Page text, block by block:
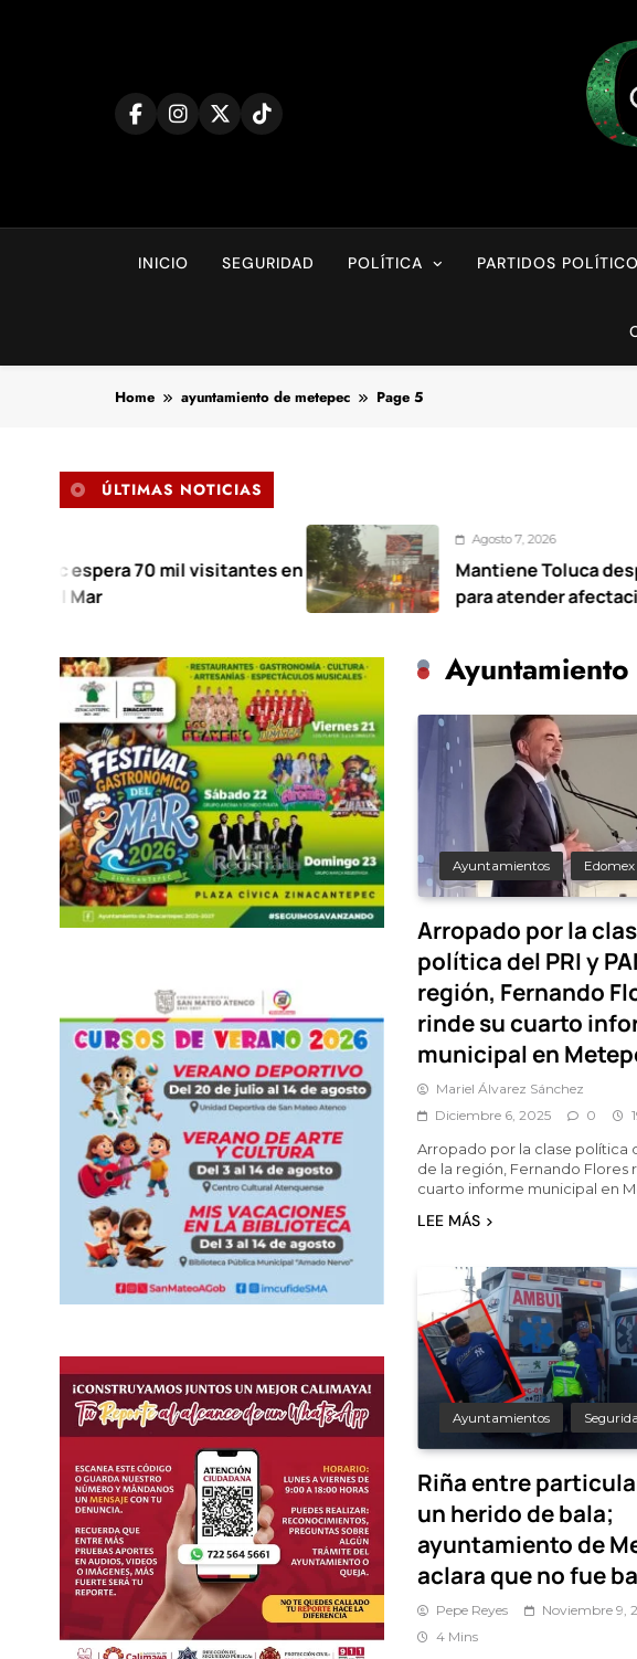
INICIO SEGURIDAD POLÍTICA PARTIDOS
Home ayuntamiento de metepec Page 5
ÚLTIMAS NOTICIAS
mil visitantes en
Agosto 7, 2026
Mantiene Toluca despliegue de
para atender afectaciones por lluvia
Ayuntamientos Edomex
Arropado por la
política del PRI y
región, Fernando
rinde su cuarto
municipal en
Mariel Álvarez Sánchez
Diciembre 6, 2025
0
Arropado por la clase política
de la región, Fernando Flores
cuarto informe municipal en
LEE MÁS
Ayuntamientos
Riña entre
un herido de bala;
ayuntamiento de
aclara que no fue
Pepe Reyes Noviembre 9,
4 Mins